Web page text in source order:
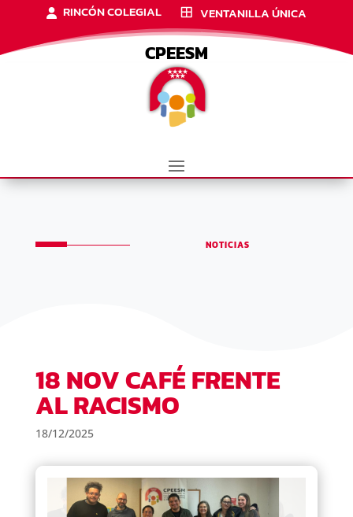
RINCÓN COLEGIAL VENTANILLA ÚNICA
CPEESM
NOTICIAS
18 NOV CAFÉ FRENTE
AL RACISMO
18/12/2025